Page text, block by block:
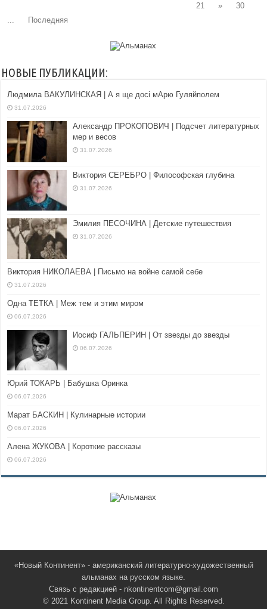
21
»
30
Последняя
НОВЫЕ ПУБЛИКАЦИИ:
Людмила ВАКУЛИНСКАЯ | А я ще досі мАрю Гуляйполем
31.07.2026
Александр ПРОКОПОВИЧ | Подсчет литературных
мер и весов
31.07.2026
Виктория СЕРЕБРО | Философская глубина
31.07.2026
Эмилия ПЕСОЧИНА | Детские путешествия
31.07.2026
Виктория НИКОЛАЕВА | Письмо на войне самой себе
31.07.2026
Одна ТЕТКА | Меж тем и этим миром
06.07.2026
Иосиф ГАЛЬПЕРИН | От звезды до звезды
06.07.2026
Юрий ТОКАРЬ | Бабушка Оринка
06.07.2026
Марат БАСКИН | Кулинарные истории
06.07.2026
Алена ЖУКОВА | Короткие рассказы
06.07.2026
«Новый Континент» - американский литературно-художественный
альманах на русском языке.
Связь с редакцией - nkontinentcom@gmail.com
© 2021 Kontinent Media Group. All Rights Reserved.